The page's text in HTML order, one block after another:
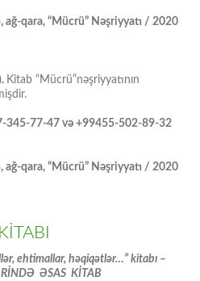
qara, “Mücrü” Nəşriyyatı / 2020
Kitab “Mücrü”nəşriyyatının
345-77-47 və +99455-502-89-32
qara, “Mücrü” Nəşriyyatı / 2020
ehtimallar, həqiqətlər…” kitabı –
ƏSAS KİTAB